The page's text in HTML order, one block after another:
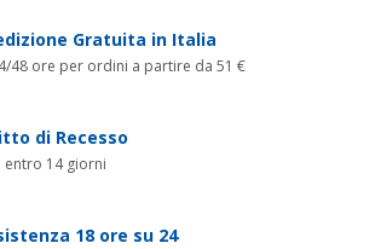
Gratuita in Italia
48 ore per ordini a partire da 51 €
di Recesso
entro 14 giorni
18 ore su 24